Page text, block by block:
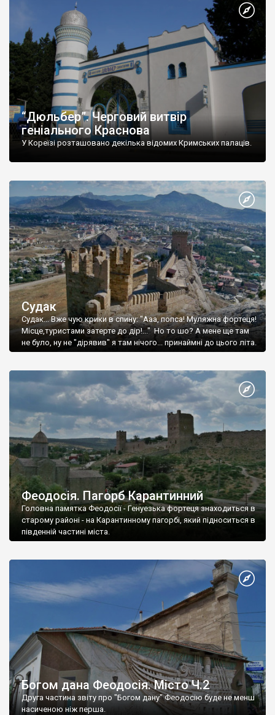
“Дюльбер”. Черговий витвір
геніального Краснова
У Кореїзі розташовано декілька відомих Кримських палаців.
Судак
Судак... Вже чую крики в спину: "Ааа, попса! Муляжна фортеця!
Місце,туристами затерте до дір!..." Но то шо? А мене ще там
не було, ну не "дірявив" я там нічого... принаймні до цього літа.
Феодосія. Пагорб Карантинний
Головна памятка Феодосії - Генуезька фортеця знаходиться в
старому районі - на Карантинному пагорбі, який підноситься в
південній частині міста.
Богом дана Феодосія. Місто Ч.2
Друга частина звіту про "Богом дану" Феодосію буде не менш
насиченою ніж перша.